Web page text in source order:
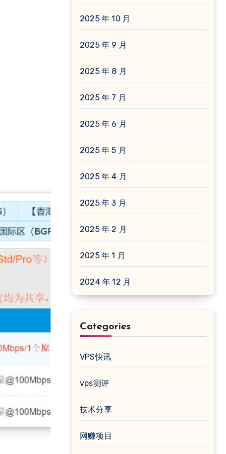
2025 年 10 月
2025 年 9 月
2025 年 8 月
2025 年 7 月
2025 年 6 月
2025 年 5 月
2025 年 4 月
2025 年 3 月
2025 年 2 月
2025 年 1 月
2024 年 12 月
Categories
VPS快讯
vps测评
技术分享
网赚项目